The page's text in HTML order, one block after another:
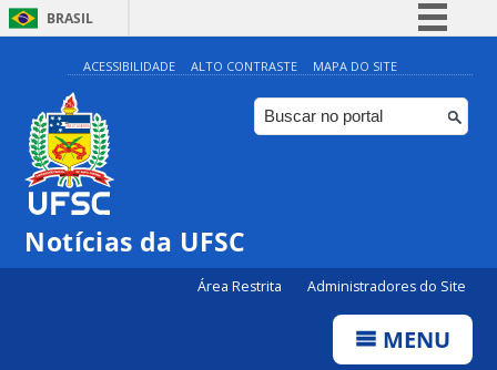
BRASIL
Simplifique!
Comunica BR
Participe
ACESSIBILIDADE ALTO CONTRASTE MAPA DO SITE
Notícias da UFSC
Área Restrita Administradores do Site
MENU